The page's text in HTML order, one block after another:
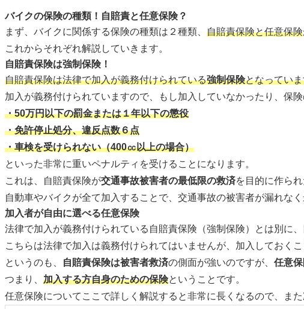
バイクの保険の種類！自賠責と任意保険？
まず、バイクに関係する保険の種類は２種類、 自賠責保険と任意保険
これからそれぞれ解説していきます。
自賠責保険は強制保険！
自賠責保険は法律で加入が義務付けられている強制保険となってい
加入が義務付けられていますので、もし加入していなかったり、保
・50万円以下の罰金または１年以下の懲役
・免許停止処分、違反点数６点
・車検を受けられない（400㏄以上の場合）
といった非常に重いペナルティを受けることになります。
これは、自賠責保険が交通事故被害者の最低限の救済を目的に作ら
自動車やバイクが全て加入することで、交通事故の被害者が漏れな
加入者が自由に選べる任意保険
法律で加入が義務付けられている自賠責保険（強制保険）とは別に
こちらは法律で加入は義務付けられてはいませんが、加入しておくこ
というのも、
自賠責保険は被害者救済の側面が強いのですが、 任意
つまり、 加入する方自身のための保険ということです。
任意保険についてここで詳しく解説すると非常に長くなるので、また